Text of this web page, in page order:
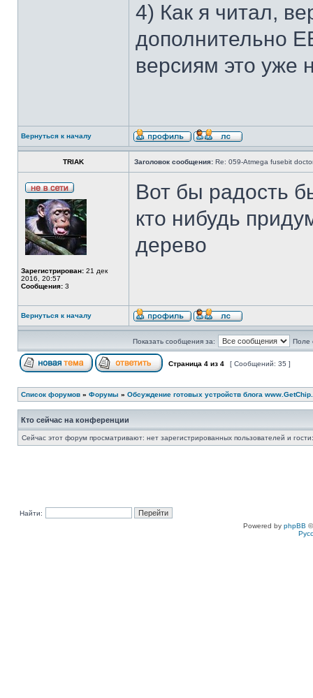
4) Как я читал,
дополнительно
версиям это уже
Вернуться к началу
TRIAK Заголовок сообщения: Re: 059-Atmega fusebit
Зарегистрирован: 21 дек
2016, 20:57
Сообщения: 3
Вот бы радость
кто нибудь
дерево
Вернуться к началу
Показать сообщения за: Поле
Страница 4 из 4 [ Сообщений: 35 ]
Список форумов » Форумы » Обсуждение готовых устройств блога
Кто сейчас на конференции
Сейчас этот форум просматривают: нет зарегистрированных пользователей и
Найти:
Powered by phpBB